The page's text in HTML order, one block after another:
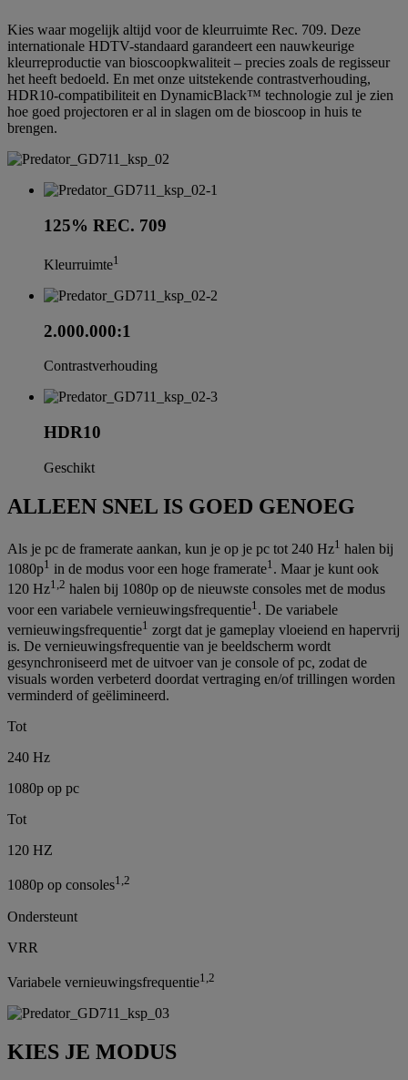
Kies waar mogelijk altijd voor de kleurruimte Rec. 709. Deze
internationale HDTV-standaard garandeert een nauwkeurige
kleurreproductie van bioscoopkwaliteit – precies zoals de regisseur
het heeft bedoeld. En met onze uitstekende contrastverhouding,
HDR10-compatibiliteit en DynamicBlack™ technologie zul je zien
hoe goed projectoren er al in slagen om de bioscoop in huis te
brengen.
125% REC. 709
Kleurruimte1
2.000.000:1
Contrastverhouding
HDR10
Geschikt
ALLEEN SNEL IS GOED GENOEG
Als je pc de framerate aankan, kun je op je pc tot 240 Hz1 halen bij
1080p1 in de modus voor een hoge framerate1 . Maar je kunt ook
120 Hz1,2 halen bij 1080p op de nieuwste consoles met de modus
voor een variabele vernieuwingsfrequentie1 . De variabele
vernieuwingsfrequentie1 zorgt dat je gameplay vloeiend en hapervrij
is. De vernieuwingsfrequentie van je beeldscherm wordt
gesynchroniseerd met de uitvoer van je console of pc, zodat de
visuals worden verbeterd doordat vertraging en/of trillingen worden
verminderd of geëlimineerd.
Tot
240 Hz
1080p op pc
Tot
120 HZ
1080p op consoles1,2
Ondersteunt
VRR
Variabele vernieuwingsfrequentie1,2
KIES JE MODUS